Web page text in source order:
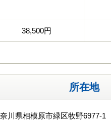
38,500円
所在地
川県相模原市緑区牧野6977-1